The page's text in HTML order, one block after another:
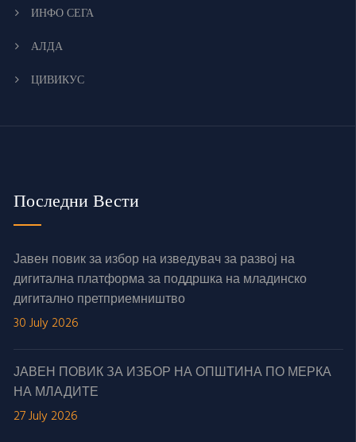
ИНФО СЕГА
АЛДА
ЦИВИКУС
Последни Вести
Јавен повик за избор на изведувач за развој на
дигитална платформа за поддршка на младинско
дигитално претприемништво
30 July 2026
ЈАВЕН ПОВИК ЗА ИЗБОР НА ОПШТИНА ПО МЕРКА
НА МЛАДИТЕ
27 July 2026